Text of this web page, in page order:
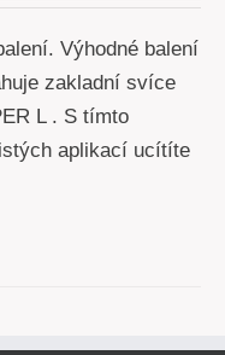
Výhodné balení
zakladní svíce
L . S tímto
aplikací ucítíte